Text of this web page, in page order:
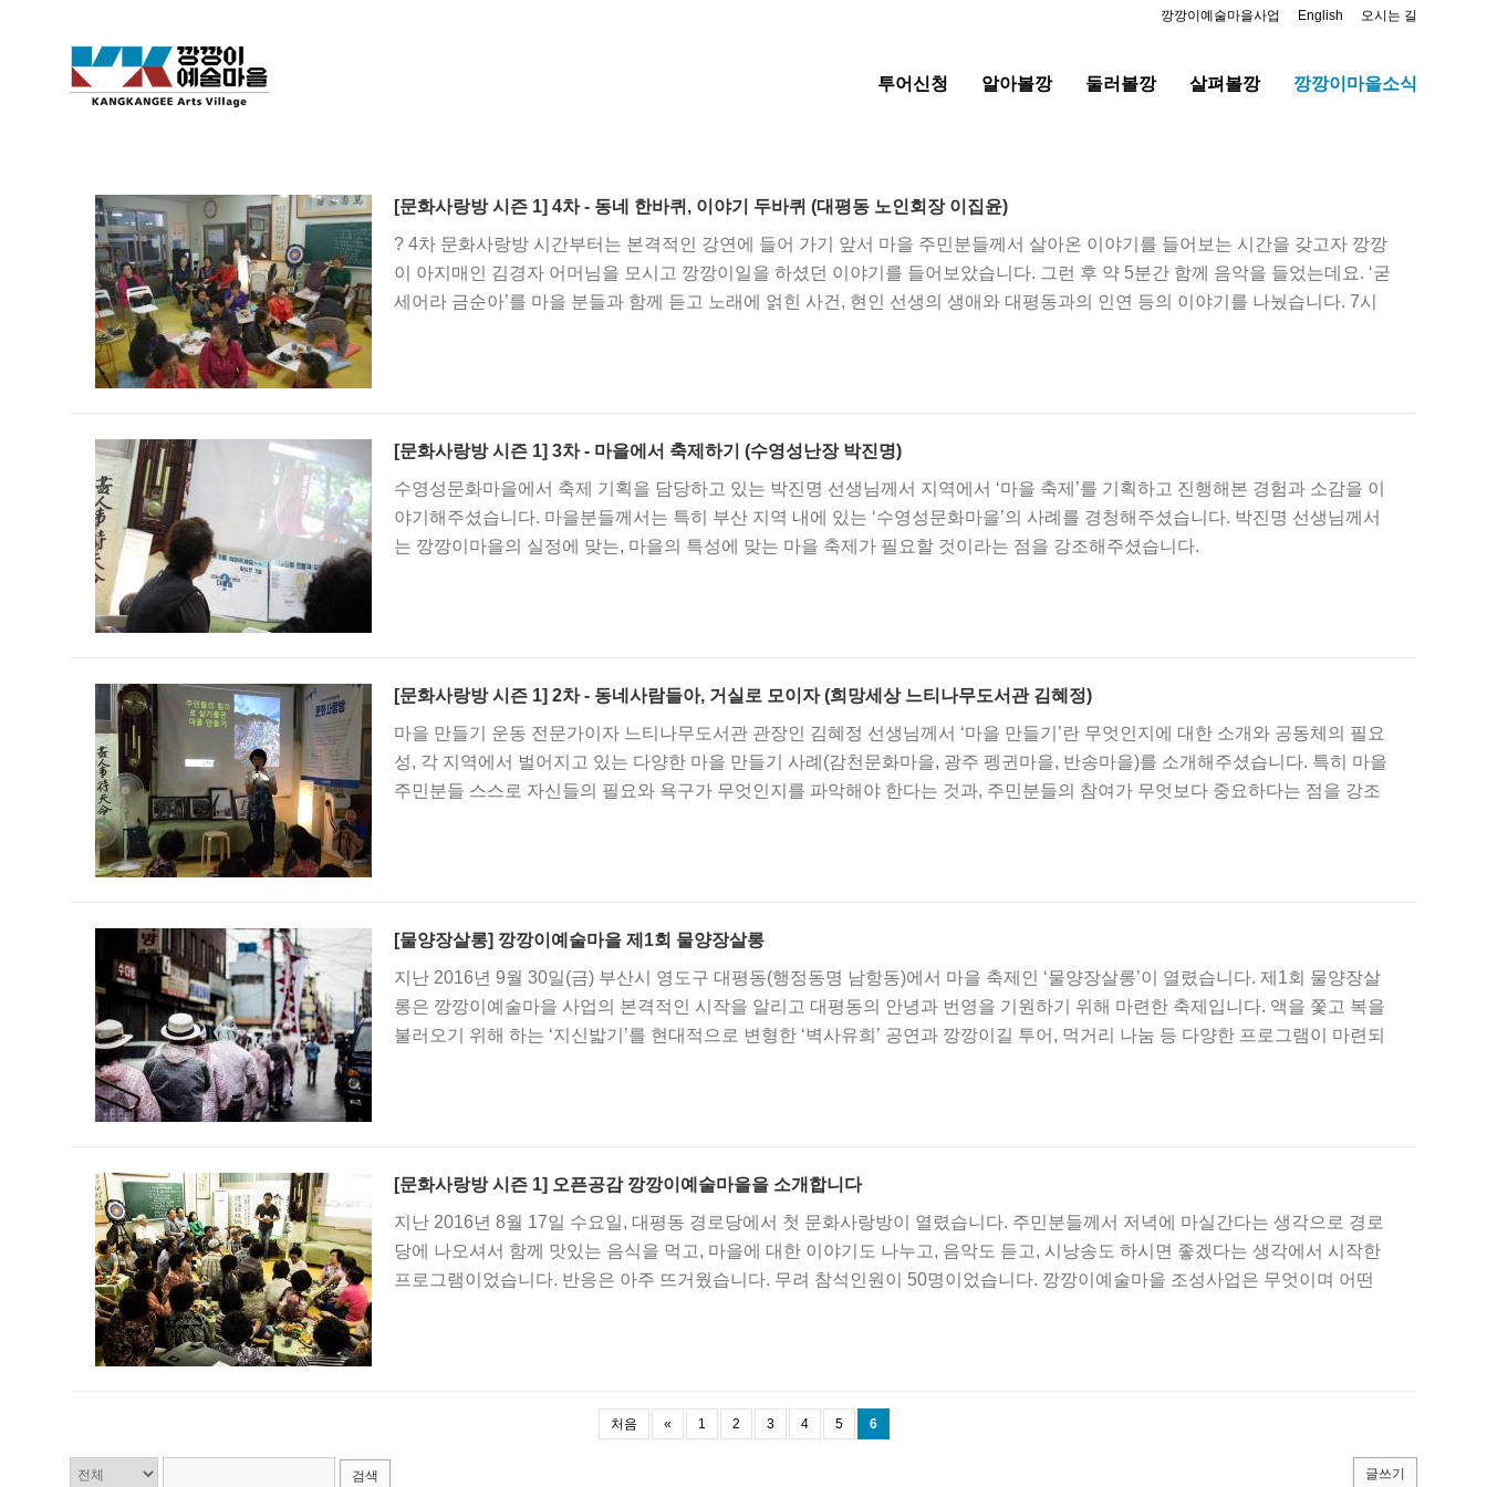
깡깡이예술마을사업 English 오시는 길
투어신청 알아볼깡 둘러볼깡 살펴볼깡 깡깡이마을소식
[문화사랑방 시즌 1] 4차 - 동네 한바퀴, 이야기 두바퀴 (대평동 노인회장 이집윤)
? 4차 문화사랑방 시간부터는 본격적인 강연에 들어 가기 앞서 마을 주민분들께서 살아온 이야기를 들어보는 시간을 갖고자 깡깡
이 아지매인 김경자 어머님을 모시고 깡깡이일을 하셨던 이야기를 들어보았습니다. 그런 후 약 5분간 함께 음악을 들었는데요. ‘굳
세어라 금순아’를 마을 분들과 함께 듣고 노래에 얽힌 사건, 현인 선생의 생애와 대평동과의 인연 등의 이야기를 나눴습니다. 7시
[문화사랑방 시즌 1] 3차 - 마을에서 축제하기 (수영성난장 박진명)
수영성문화마을에서 축제 기획을 담당하고 있는 박진명 선생님께서 지역에서 ‘마을 축제’를 기획하고 진행해본 경험과 소감을 이
야기해주셨습니다. 마을분들께서는 특히 부산 지역 내에 있는 ‘수영성문화마을’의 사례를 경청해주셨습니다. 박진명 선생님께서
는 깡깡이마을의 실정에 맞는, 마을의 특성에 맞는 마을 축제가 필요할 것이라는 점을 강조해주셨습니다.
[문화사랑방 시즌 1] 2차 - 동네사람들아, 거실로 모이자 (희망세상 느티나무도서관 김혜정)
마을 만들기 운동 전문가이자 느티나무도서관 관장인 김혜정 선생님께서 ‘마을 만들기’란 무엇인지에 대한 소개와 공동체의 필요
성, 각 지역에서 벌어지고 있는 다양한 마을 만들기 사례(감천문화마을, 광주 펭귄마을, 반송마을)를 소개해주셨습니다. 특히 마을
주민분들 스스로 자신들의 필요와 욕구가 무엇인지를 파악해야 한다는 것과, 주민분들의 참여가 무엇보다 중요하다는 점을 강조
[물양장살롱] 깡깡이예술마을 제1회 물양장살롱
지난 2016년 9월 30일(금) 부산시 영도구 대평동(행정동명 남항동)에서 마을 축제인 ‘물양장살롱’이 열렸습니다. 제1회 물양장살
롱은 깡깡이예술마을 사업의 본격적인 시작을 알리고 대평동의 안녕과 번영을 기원하기 위해 마련한 축제입니다. 액을 쫓고 복을
불러오기 위해 하는 ‘지신밟기’를 현대적으로 변형한 ‘벽사유희’ 공연과 깡깡이길 투어, 먹거리 나눔 등 다양한 프로그램이 마련되
[문화사랑방 시즌 1] 오픈공감 깡깡이예술마을을 소개합니다
지난 2016년 8월 17일 수요일, 대평동 경로당에서 첫 문화사랑방이 열렸습니다. 주민분들께서 저녁에 마실간다는 생각으로 경로
당에 나오셔서 함께 맛있는 음식을 먹고, 마을에 대한 이야기도 나누고, 음악도 듣고, 시낭송도 하시면 좋겠다는 생각에서 시작한
프로그램이었습니다. 반응은 아주 뜨거웠습니다. 무려 참석인원이 50명이었습니다. 깡깡이예술마을 조성사업은 무엇이며 어떤
처음 « 1 2 3 4 5 6
검색 글쓰기